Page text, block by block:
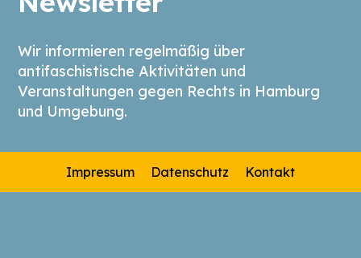
Wir informieren regelmäßig über
antifaschistische Aktivitäten und
Veranstaltungen gegen Rechts in Hamburg
und Umgebung.
Impressum Datenschutz Kontakt